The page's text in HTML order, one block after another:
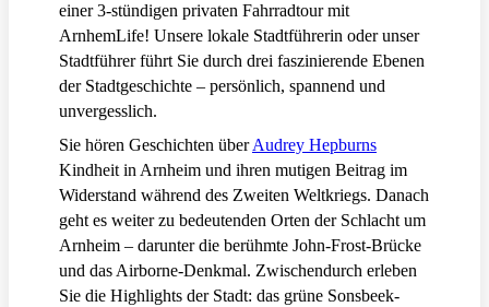
einer 3-stündigen privaten Fahrradtour mit
ArnhemLife! Unsere lokale Stadtführerin oder unser
Stadtführer führt Sie durch drei faszinierende Ebenen
der Stadtgeschichte – persönlich, spannend und
unvergesslich.
Sie hören Geschichten überAudrey Hepburns
Kindheit in Arnheim und ihren mutigen Beitrag im
Widerstand während des Zweiten Weltkriegs. Danach
geht es weiter zu bedeutenden Orten der Schlacht um
Arnheim – darunter die berühmte John-Frost-Brücke
und das Airborne-Denkmal. Zwischendurch erleben
Sie die Highlights der Stadt: das grüne Sonsbeek-